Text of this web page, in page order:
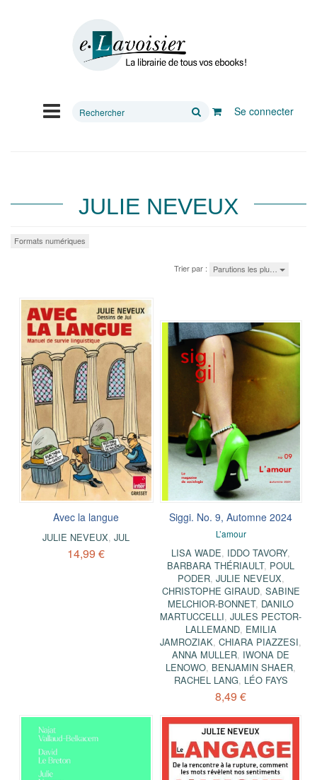
Rechercher
Se connecter
JULIE NEVEUX
Formats numériques
Trier par : Parutions les plu…
Avec la langue
JULIE NEVEUX,JUL
14,99 €
Siggi. No. 9, Automne 2024
L’amour
LISA WADE, IDDO TAVORY,
BARBARA THÉRIAULT, POUL
PODER, JULIE NEVEUX,
CHRISTOPHE GIRAUD, SABINE
MELCHIOR-BONNET, DANILO
MARTUCCELLI,JULES PECTOR-
LALLEMAND, EMILIA
JAMROZIAK,CHIARA PIAZZESI,
ANNA MULLER, IWONA DE
LENOWO, BENJAMIN SHAER,
RACHEL LANG, LÉO FAYS
8,49 €